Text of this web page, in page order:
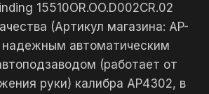
15510OR.OO.D002CR.02
(Артикул магазина: AP-
надежным автоматическим
(работает от
руки) калибра AP4302, в